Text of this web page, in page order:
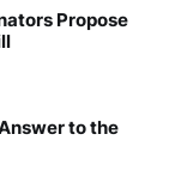
Propose
to the